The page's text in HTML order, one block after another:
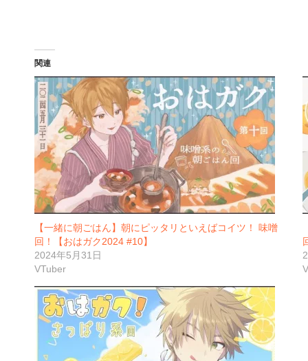
関連
【一緒に朝ごはん】朝にピッタリといえばコイツ！ 味噌
回！【おはガク2024 #10】
2024年5月31日
VTuber